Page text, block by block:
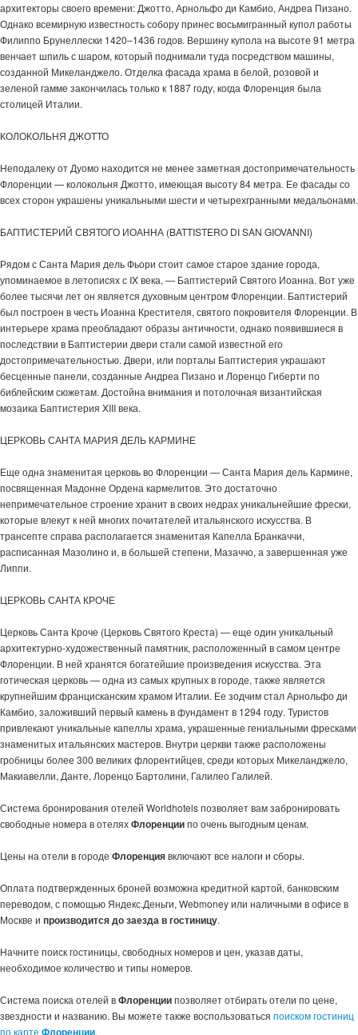
архитекторы своего времени: Джотто, Арнольфо ди Камбио, Андреа Пизано.
Однако всемирную известность собору принес восьмигранный купол работы
Филиппо Брунеллески 1420–1436 годов. Вершину купола на высоте 91 метра
венчает шпиль с шаром, который поднимали туда посредством машины,
созданной Микеланджело. Отделка фасада храма в белой, розовой и
зеленой гамме закончилась только к 1887 году, когда Флоренция была
столицей Италии.
КОЛОКОЛЬНЯ ДЖОТТО
Неподалеку от Дуомо находится не менее заметная достопримечательность
Флоренции — колокольня Джотто, имеющая высоту 84 метра. Ее фасады со
всех сторон украшены уникальными шести и четырехгранными медальонами.
БАПТИСТЕРИЙ СВЯТОГО ИОАННА (BATTISTERO DI SAN GIOVANNI)
Рядом с Санта Мария дель Фьори стоит самое старое здание города,
упоминаемое в летописях с IX века, — Баптистерий Святого Иоанна. Вот уже
более тысячи лет он является духовным центром Флоренции. Баптистерий
был построен в честь Иоанна Крестителя, святого покровителя Флоренции. В
интерьере храма преобладают образы античности, однако появившиеся в
последствии в Баптистерии двери стали самой известной его
достопримечательностью. Двери, или порталы Баптистерия украшают
бесценные панели, созданные Андреа Пизано и Лоренцо Гиберти по
библейским сюжетам. Достойна внимания и потолочная византийская
мозаика Баптистерия XIII века.
ЦЕРКОВЬ САНТА МАРИЯ ДЕЛЬ КАРМИНЕ
Еще одна знаменитая церковь во Флоренции — Санта Мария дель Кармине,
посвященная Мадонне Ордена кармелитов. Это достаточно
непримечательное строение хранит в своих недрах уникальнейшие фрески,
которые влекут к ней многих почитателей итальянского искусства. В
трансепте справа располагается знаменитая Капелла Бранкаччи,
расписанная Мазолино и, в большей степени, Мазаччо, а завершенная уже
Липпи.
ЦЕРКОВЬ САНТА КРОЧЕ
Церковь Санта Кроче (Церковь Святого Креста) — еще один уникальный
архитектурно-художественный памятник, расположенный в самом центре
Флоренции. В ней хранятся богатейшие произведения искусства. Эта
готическая церковь — одна из самых крупных в городе, также является
крупнейшим францисканским храмом Италии. Ее зодчим стал Арнольфо ди
Камбио, заложивший первый камень в фундамент в 1294 году. Туристов
привлекают уникальные капеллы храма, украшенные гениальными фресками
знаменитых итальянских мастеров. Внутри церкви также расположены
гробницы более 300 великих флорентийцев, среди которых Микеланджело,
Макиавелли, Данте, Лоренцо Бартолини, Галилео Галилей.
Система бронирования отелей Worldhotels позволяет вам забронировать
свободные номера в отеляхФлоренциипо очень выгодным ценам.
Цены на отели в городе Флоренциявключают все налоги и сборы.
Оплата подтвержденных броней возможна кредитной картой, банковским
переводом, с помощью Яндекс.Деньги, Webmoney или наличными в офисе в
Москве и производится до заезда в гостиницу.
Начните поиск гостиницы, свободных номеров и цен, указав даты,
необходимое количество и типы номеров.
Система поиска отелей вФлоренциипозволяет отбирать отели по цене,
звездности и названию. Вы можете также воспользоваться поиском гостиниц
по карте Флоренции.